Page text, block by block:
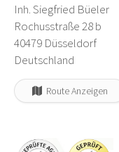
Inh. Siegfried Büeler
Rochusstraße 28 b
40479 Düsseldorf
Deutschland
Route Anzeigen